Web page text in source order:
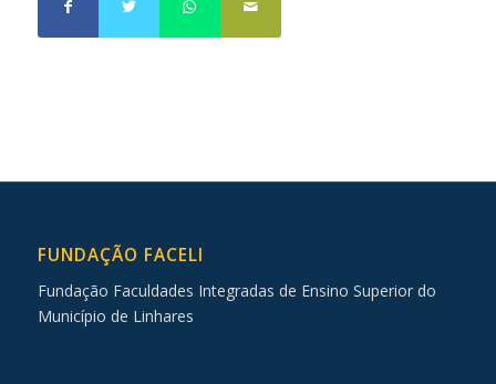
FUNDAÇÃO FACELI
Fundação Faculdades Integradas de Ensino Superior do
Município de Linhares